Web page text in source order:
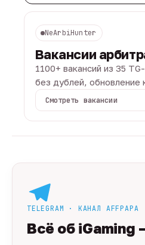
NeArbiHunter
Вакансии
1100+ вакансий из 35
без дублей, обновление
Смотреть вакансии
TELEGRAM · КАНАЛ AFFPAPA
Всё об iGaming